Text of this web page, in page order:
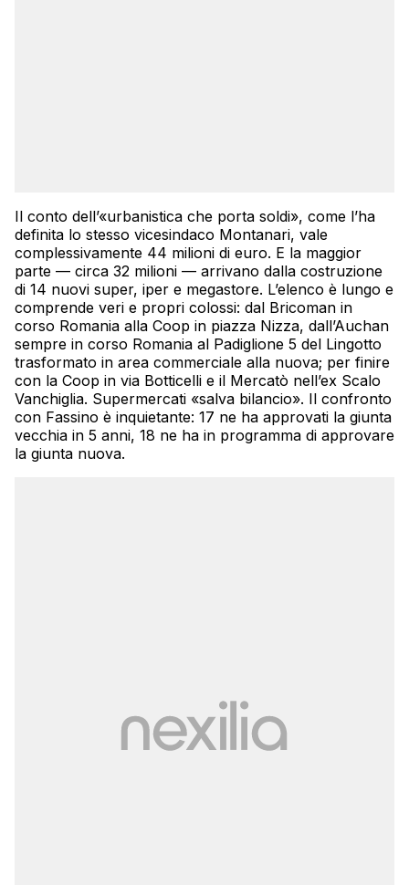
Il conto dell’«urbanistica che porta soldi», come l’ha
definita lo stesso vicesindaco Montanari, vale
complessivamente 44 milioni di euro. E la maggior
parte — circa 32 milioni — arrivano dalla costruzione
di 14 nuovi super, iper e megastore. L’elenco è lungo e
comprende veri e propri colossi: dal Bricoman in
corso Romania alla Coop in piazza Nizza, dall’Auchan
sempre in corso Romania al Padiglione 5 del Lingotto
trasformato in area commerciale alla nuova; per finire
con la Coop in via Botticelli e il Mercatò nell’ex Scalo
Vanchiglia. Supermercati «salva bilancio». Il confronto
con Fassino è inquietante: 17 ne ha approvati la giunta
vecchia in 5 anni, 18 ne ha in programma di approvare
la giunta nuova.